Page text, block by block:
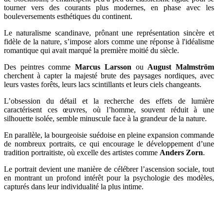
tourner vers des courants plus modernes, en phase avec les
bouleversements esthétiques du continent.
Le naturalisme scandinave, prônant une représentation sincère et
fidèle de la nature, s’impose alors comme une réponse à l'idéalisme
romantique qui avait marqué la première moitié du siècle.
Des peintres commeMarcus Larsson ou August Malmström
cherchent à capter la majesté brute des paysages nordiques, avec
leurs vastes forêts, leurs lacs scintillants et leurs ciels changeants.
L’obsession du détail et la recherche des effets de lumière
caractérisent ces œuvres, où l’homme, souvent réduit à une
silhouette isolée, semble minuscule face à la grandeur de la nature.
En parallèle, la bourgeoisie suédoise en pleine expansion commande
de nombreux portraits, ce qui encourage le développement d’une
tradition portraitiste, où excelle des artistes comme Anders Zorn.
Le portrait devient une manière de célébrer l’ascension sociale, tout
en montrant un profond intérêt pour la psychologie des modèles,
capturés dans leur individualité la plus intime.